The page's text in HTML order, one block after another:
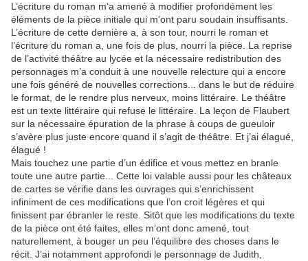
L’écriture du roman m’a amené à modifier profondément les
éléments de la pièce initiale qui m’ont paru soudain insuffisants.
L’écriture de cette dernière a, à son tour, nourri le roman et
l’écriture du roman a, une fois de plus, nourri la pièce. La reprise
de l’activité théâtre au lycée et la nécessaire redistribution des
personnages m’a conduit à une nouvelle relecture qui a encore
une fois généré de nouvelles corrections... dans le but de réduire
le format, de le rendre plus nerveux, moins littéraire. Le théâtre
est un texte littéraire qui refuse le littéraire. La leçon de Flaubert
sur la nécessaire épuration de la phrase à coups de gueuloir
s’avère plus juste encore quand il s’agit de théâtre. Et j’ai élagué,
élagué !
Mais touchez une partie d’un édifice et vous mettez en branle
toute une autre partie... Cette loi valable aussi pour les châteaux
de cartes se vérifie dans les ouvrages qui s’enrichissent
infiniment de ces modifications que l’on croit légères et qui
finissent par ébranler le reste. Sitôt que les modifications du texte
de la pièce ont été faites, elles m’ont donc amené, tout
naturellement, à bouger un peu l’équilibre des choses dans le
récit. J’ai notamment approfondi le personnage de Judith,